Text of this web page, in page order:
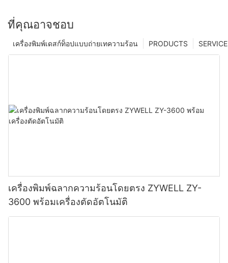
ที่คุณอาจชอบ
SERVICE
PRODUCTS
เครื่องพิมพ์เดสก์ท็อปแบบถ่ายเทความร้อน
เครื่องพิมพ์ฉลากความร้อนโดยตรง ZYWELL ZY-
3600 พร้อมเครื่องตัดอัตโนมัติ